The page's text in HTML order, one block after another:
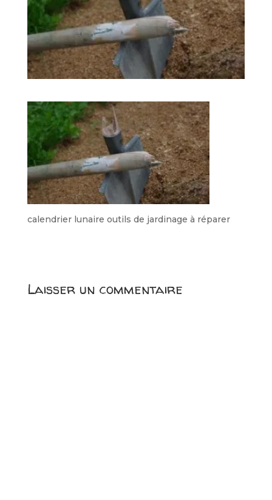
calendrier lunaire outils de jardinage à réparer
Laisser un commentaire